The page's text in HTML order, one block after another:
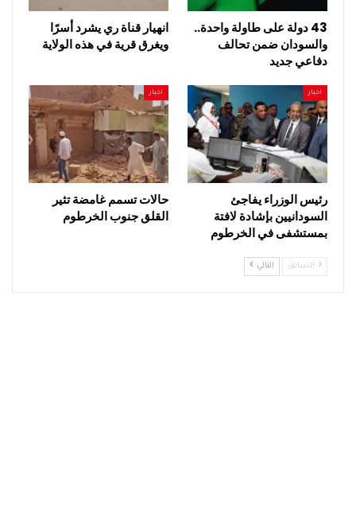
43 دولة على طاولة واحدة..
والسودان ضمن تحالف
دفاعي جديد
انهيار قناة ري يشرد أسرًا
ويغرق قرية في هذه الولاية
اخبار
رئيس الوزراء يفاجئ
السودانيين بإشادة لافتة
بمستشفى في الخرطوم
اخبار
حالات تسمم غامضة تثير
القلق جنوب الخرطوم
السابق التالي